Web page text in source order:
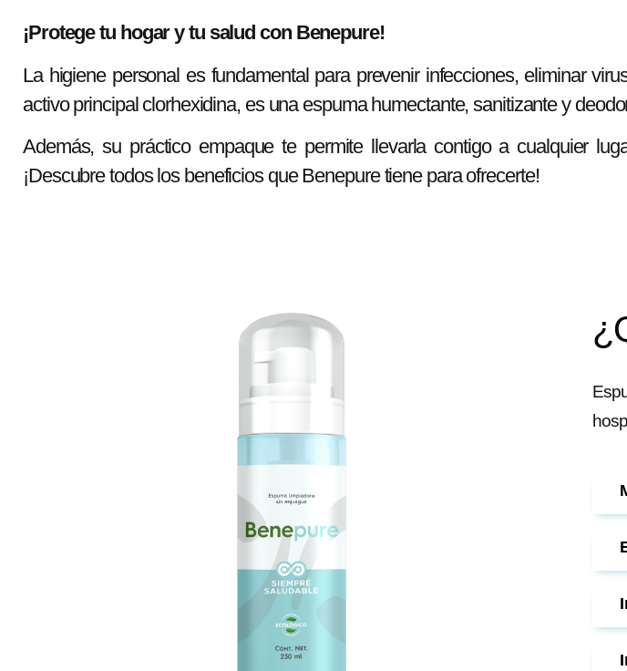
¡Protege tu hogar y tu salud con Benepure!
La higiene personal es fundamental para prevenir infecciones, eliminar
activo principal clorhexidina, es una espuma humectante, sanitizante y
Además, su práctico empaque te permite llevarla contigo a cualquier
¡Descubre todos los beneficios que Benepure tiene para ofrecerte!